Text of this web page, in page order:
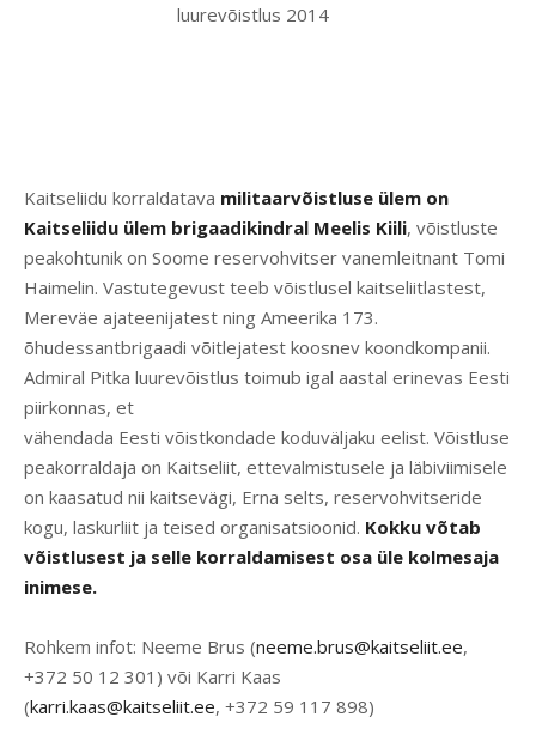
Kaitseliidu korraldatava militaarvõistluse ülem on
Kaitseliidu ülem brigaadikindral Meelis Kiili, võistluste
peakohtunik on Soome reservohvitser vanemleitnant Tomi
Haimelin. Vastutegevust teeb võistlusel kaitseliitlastest,
Mereväe ajateenijatest ning Ameerika 173.
õhudessantbrigaadi võitlejatest koosnev koondkompanii.
Admiral Pitka luurevõistlus toimub igal aastal erinevas Eesti
piirkonnas, et
vähendada Eesti võistkondade koduväljaku eelist. Võistluse
peakorraldaja on Kaitseliit, ettevalmistusele ja läbiviimisele
on kaasatud nii kaitsevägi, Erna selts, reservohvitseride
kogu, laskurliit ja teised organisatsioonid. Kokku võtab
võistlusest ja selle korraldamisest osa üle kolmesaja
inimese.
Rohkem infot: Neeme Brus (neeme.brus@kaitseliit.ee,
+372 50 12 301) või Karri Kaas
(karri.kaas@kaitseliit.ee, +372 59 117 898)